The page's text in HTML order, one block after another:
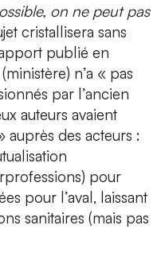
on ne peut pas
cristallisera sans
publié en
n’a « pas
par l’ancien
auteurs avaient
des acteurs :
pour
pour l’aval, laissant
sanitaires (mais pas